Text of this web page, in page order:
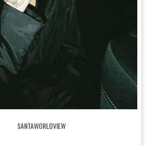
SANTAWORLDVIEW